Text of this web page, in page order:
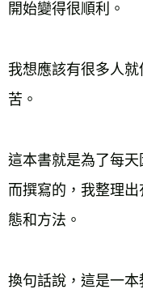
開始變得很順利。
我想應該有很多人
苦。
這本書就是為了每
而撰寫的，我整理
態和方法。
換句話說，這是一